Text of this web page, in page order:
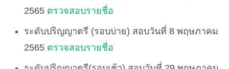
2565 ตรวจสอบรายชื่อ
ระดับปริญญาตรี (รอบบ่าย) สอบวันที่ 8 พฤษภาคม
2565 ตรวจสอบรายชื่อ